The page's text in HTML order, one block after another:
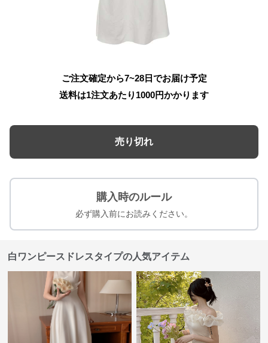
ご注文確定から7~28日でお届け予定
送料は1注文あたり 1000円かかります
売り切れ
購入時のルール
必ず購入前にお読みください。
白ワンピースドレスタイプの人気アイテム